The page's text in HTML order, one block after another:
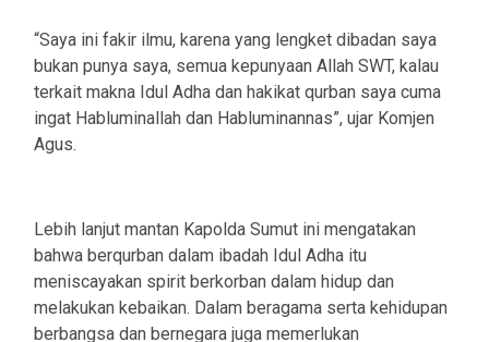
“Saya ini fakir ilmu, karena yang lengket dibadan saya
bukan punya saya, semua kepunyaan Allah SWT, kalau
terkait makna Idul Adha dan hakikat qurban saya cuma
ingat Habluminallah dan Habluminannas”, ujar Komjen
Agus.
Lebih lanjut mantan Kapolda Sumut ini mengatakan
bahwa berqurban dalam ibadah Idul Adha itu
meniscayakan spirit berkorban dalam hidup dan
melakukan kebaikan. Dalam beragama serta kehidupan
berbangsa dan bernegara juga memerlukan